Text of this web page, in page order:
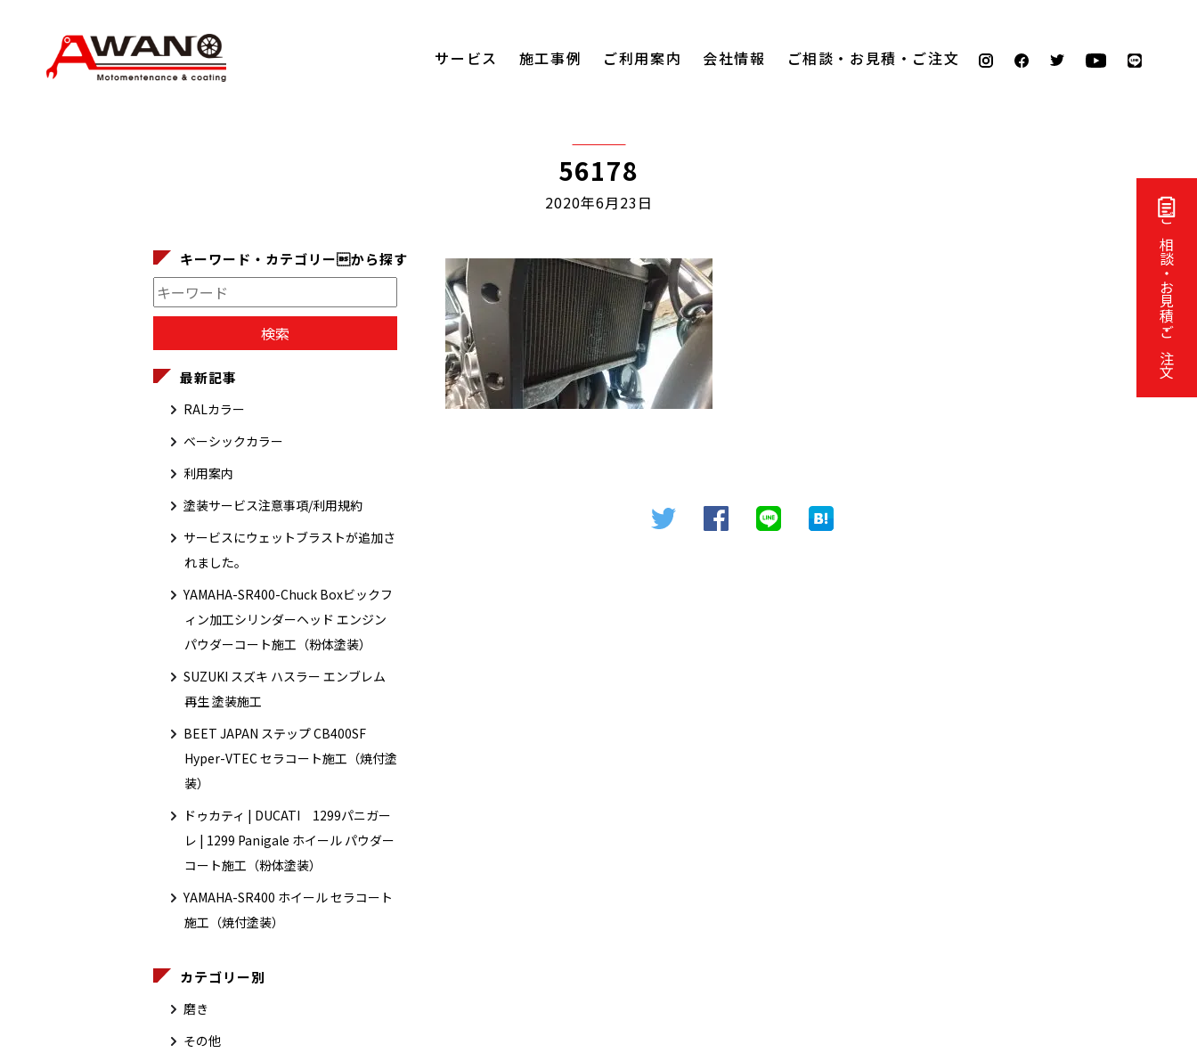
ご相談・お見積・ご注文
サービス 施工事例 ご利用案内 会社情報 ご相談・お見積・ご注文
56178
2020年6月23日
キーワード・カテゴリーから探す
最新記事
RALカラー
ベーシックカラー
利用案内
塗装サービス注意事項/利用規約
サービスにウェットブラストが追加さ
れました。
YAMAHA-SR400-Chuck Boxビックフ
ィン加工シリンダーヘッド エンジン
パウダーコート施工（粉体塗装）
SUZUKI スズキ ハスラー エンブレム
再生 塗装施工
BEET JAPAN ステップ CB400SF
Hyper-VTEC セラコート施工（焼付塗
装）
ドゥカティ | DUCATI 1299パニガー
レ | 1299 Panigale ホイール パウダー
コート施工（粉体塗装）
YAMAHA-SR400 ホイール セラコート
施工（焼付塗装）
カテゴリー別
磨き
その他